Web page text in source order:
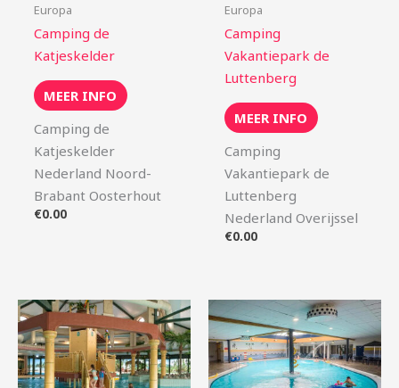
Europa
Camping de
Katjeskelder
MEER INFO
Camping de
Katjeskelder
Nederland Noord-
Brabant Oosterhout
€0.00
Europa
Camping
Vakantiepark de
Luttenberg
MEER INFO
Camping
Vakantiepark de
Luttenberg
Nederland Overijssel
€0.00